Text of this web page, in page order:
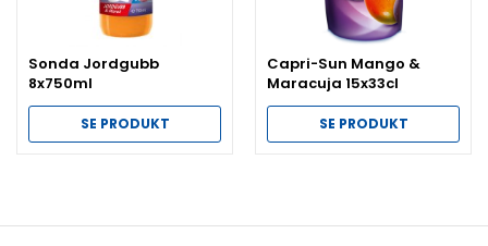
Sonda Jordgubb
8x750ml
SE PRODUKT
Capri-Sun Mango &
Maracuja 15x33cl
SE PRODUKT